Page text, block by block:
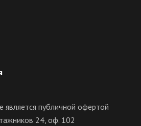
является публичной офертой
24, оф. 102